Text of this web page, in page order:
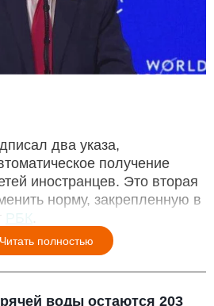
два указа,
получение
иностранцев. Это вторая
норму, закрепленную в
РБК
Читать полностью
воды остаются 203